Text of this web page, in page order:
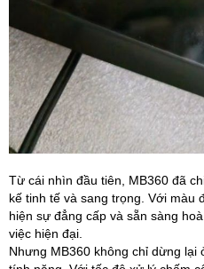
Từ cái nhìn đầu tiên, MB360 đã
kế tinh tế và sang trọng. Với màu
hiện sự đẳng cấp và sẵn sàng
việc hiện đại.
Nhưng MB360 không chỉ dừng lại